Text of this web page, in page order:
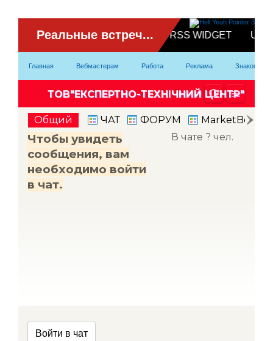
Главная Вебмастерам Работа Реклама Знакомство
ВидеоЧат
Партнерка
Модели
Контакты